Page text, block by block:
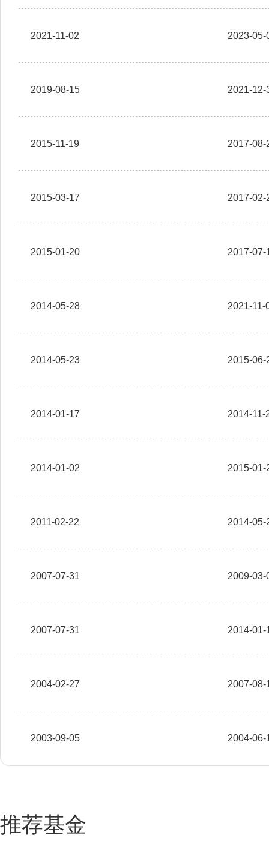
2021-11-02 2023-05-
2019-08-15 2021-12-
2015-11-19 2017-08-
2015-03-17 2017-02-
2015-01-20 2017-07-
2014-05-28 2021-11-
2014-05-23 2015-06-
2014-01-17 2014-11-
2014-01-02 2015-01-
2011-02-22 2014-05-
2007-07-31 2009-03-
2007-07-31 2014-01-
2004-02-27 2007-08-
2003-09-05 2004-06-
推荐基金